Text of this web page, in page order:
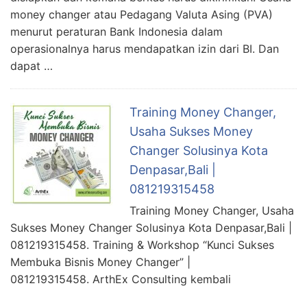
money changer atau Pedagang Valuta Asing (PVA)
menurut peraturan Bank Indonesia dalam
operasionalnya harus mendapatkan izin dari BI. Dan
dapat …
Training Money Changer,
Usaha Sukses Money
Changer Solusinya Kota
Denpasar,Bali |
081219315458
Training Money Changer, Usaha
Sukses Money Changer Solusinya Kota Denpasar,Bali |
081219315458. Training & Workshop “Kunci Sukses
Membuka Bisnis Money Changer” |
081219315458. ArthEx Consulting kembali